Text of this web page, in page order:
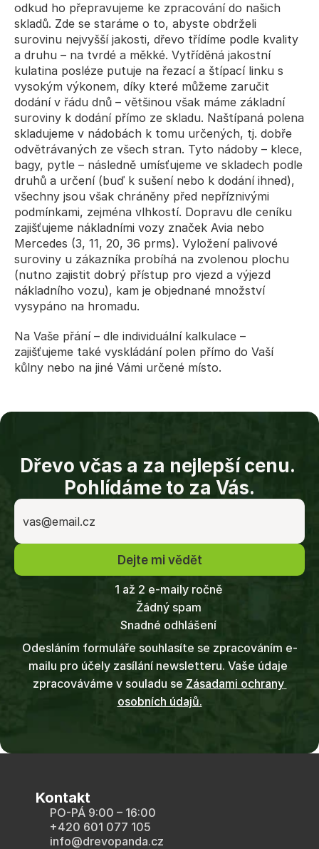
odkud ho přepravujeme ke zpracování do našich
skladů. Zde se staráme o to, abyste obdrželi
surovinu nejvyšší jakosti, dřevo třídíme podle kvality
a druhu – na tvrdé a měkké. Vytříděná jakostní
kulatina posléze putuje na řezací a štípací linku s
vysokým výkonem, díky které můžeme zaručit
dodání v řádu dnů – většinou však máme základní
suroviny k dodání přímo ze skladu. Naštípaná polena
skladujeme v nádobách k tomu určených, tj. dobře
odvětrávaných ze všech stran. Tyto nádoby – klece,
bagy, pytle – následně umísťujeme ve skladech podle
druhů a určení (buď k sušení nebo k dodání ihned),
všechny jsou však chráněny před nepříznivými
podmínkami, zejména vlhkostí. Dopravu dle ceníku
zajišťujeme nákladními vozy značek Avia nebo
Mercedes (3, 11, 20, 36 prms). Vyložení palivové
suroviny u zákazníka probíhá na zvolenou plochu
(nutno zajistit dobrý přístup pro vjezd a výjezd
nákladního vozu), kam je objednané množství
vysypáno na hromadu.
Na Vaše přání – dle individuální kalkulace –
zajišťujeme také vyskládání polen přímo do Vaší
kůlny nebo na jiné Vámi určené místo.
Dřevo včas a za nejlepší cenu.
Pohlídáme to za Vás.
Dejte mi vědět
1 až 2 e-maily ročně
Žádný spam
Snadné odhlášení
Odesláním formuláře souhlasíte se zpracováním e-
mailu pro účely zasílání newsletteru. Vaše údaje
zpracováváme v souladu se Zásadami ochrany
osobních údajů.
Kontakt
PO-PÁ 9:00 – 16:00
+420 601 077 105
info@drevopanda.cz